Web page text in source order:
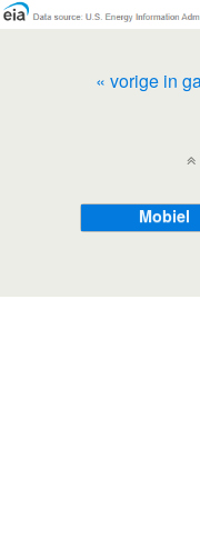
« vorige in
Mobiel